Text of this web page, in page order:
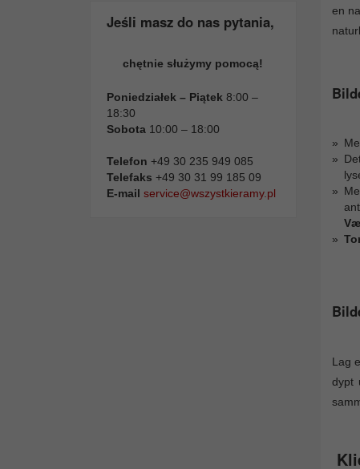
Jeśli masz do nas pytania,
chętnie służymy pomocą!
Poniedziałek – Piątek 8:00 –
18:30
Sobota 10:00 – 18:00
Telefon +49 30 235 949 085
Telefaks +49 30 31 99 185 09
E-mail service@wszystkieramy.pl
en
Lag
dypt